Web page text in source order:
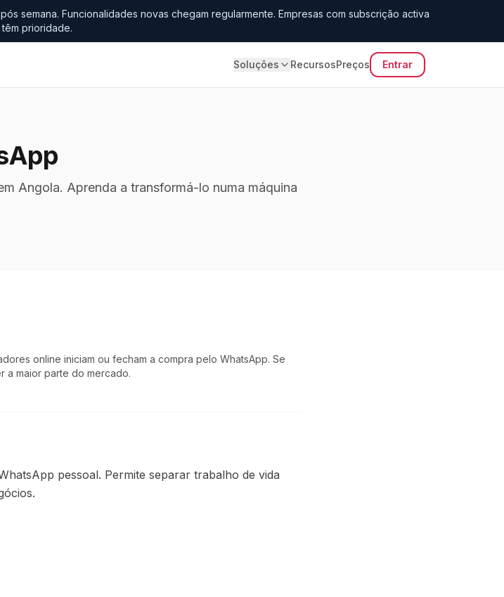
semana. Funcionalidades novas chegam regularmente. Empresas com subscrição activa
têm prioridade.
Soluções RecursosPreços Entrar
Angola. Aprenda a transformá-lo numa máquina
online iniciam ou fecham a compra pelo WhatsApp. Se
a maior parte do mercado.
pessoal. Permite separar trabalho de vida